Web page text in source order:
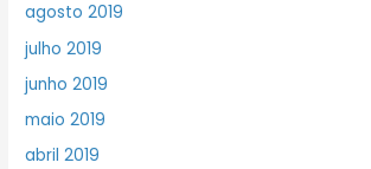
agosto 2019
julho 2019
junho 2019
maio 2019
abril 2019